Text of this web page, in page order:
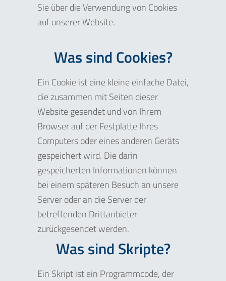
Sie über die Verwendung von Cookies
auf unserer Website.
Was sind Cookies?
Ein Cookie ist eine kleine einfache Datei,
die zusammen mit Seiten dieser
Website gesendet und von Ihrem
Browser auf der Festplatte Ihres
Computers oder eines anderen Geräts
gespeichert wird. Die darin
gespeicherten Informationen können
bei einem späteren Besuch an unsere
Server oder an die Server der
betreffenden Drittanbieter
zurückgesendet werden.
Was sind Skripte?
Ein Skript ist ein Programmcode, der